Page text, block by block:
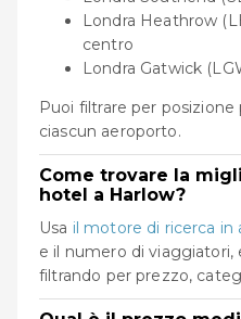
Londra Heathrow
centro
Londra Gatwick
Puoi filtrare per
ciascun aeroporto.
Come trovare la
hotel a Harlow?
Usa il motore di ricerca in
e il numero di viaggiatori,
filtrando per prezzo,